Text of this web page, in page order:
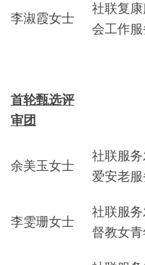
李淑霞女士
社联复
会工作
首轮甄选评
审团
余美玉女士
社联服
爱安老
李雯珊女士
社联服
督教女